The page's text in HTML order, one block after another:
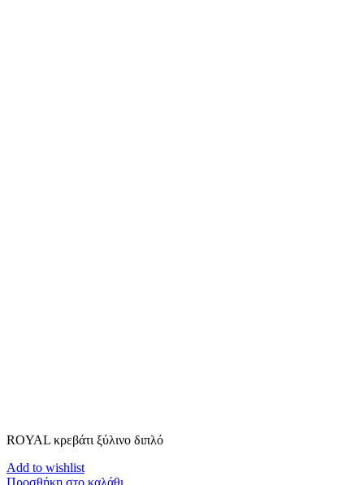
ROYAL κρεβάτι ξύλινο διπλό
Add to wishlist
Προσθήκη στο καλάθι